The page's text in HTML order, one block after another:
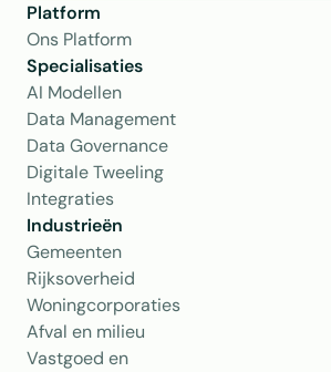
Platform
Ons Platform
Specialisaties
AI Modellen
Data Management
Data Governance
Digitale Tweeling
Integraties
Industrieën
Gemeenten
Rijksoverheid
Woningcorporaties
Afval en milieu
Vastgoed en